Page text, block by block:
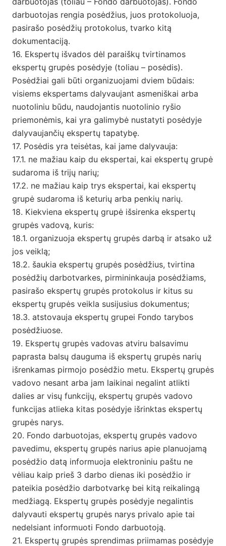
darbuotojas rengia posėdžius, juos protokoluoja,
pasirašo posėdžių protokolus, tvarko kitą
dokumentaciją.
16. Ekspertų išvados dėl paraiškų tvirtinamos
ekspertų grupės posėdyje (toliau – posėdis).
Posėdžiai gali būti organizuojami dviem būdais:
visiems ekspertams dalyvaujant asmeniškai arba
nuotoliniu būdu, naudojantis nuotolinio ryšio
priemonėmis, kai yra galimybė nustatyti posėdyje
dalyvaujančių ekspertų tapatybę.
17. Posėdis yra teisėtas, kai jame dalyvauja:
17.1. ne mažiau kaip du ekspertai, kai ekspertų grupė
sudaroma iš trijų narių;
17.2. ne mažiau kaip trys ekspertai, kai ekspertų
grupė sudaroma iš keturių arba penkių narių.
18. Kiekviena ekspertų grupė išsirenka ekspertų
grupės vadovą, kuris:
18.1. organizuoja ekspertų grupės darbą ir atsako už
jos veiklą;
18.2. šaukia ekspertų grupės posėdžius, tvirtina
posėdžių darbotvarkes, pirmininkauja posėdžiams,
pasirašo ekspertų grupės protokolus ir kitus su
ekspertų grupės veikla susijusius dokumentus;
18.3. atstovauja ekspertų grupei Fondo tarybos
posėdžiuose.
19. Ekspertų grupės vadovas atviru balsavimu
paprasta balsų dauguma iš ekspertų grupės narių
išrenkamas pirmojo posėdžio metu. Ekspertų grupės
vadovo nesant arba jam laikinai negalint atlikti
dalies ar visų funkcijų, ekspertų grupės vadovo
funkcijas atlieka kitas posėdyje išrinktas ekspertų
grupės narys.
20. Fondo darbuotojas, ekspertų grupės vadovo
pavedimu, ekspertų grupės narius apie planuojamą
posėdžio datą informuoja elektroniniu paštu ne
vėliau kaip prieš 3 darbo dienas iki posėdžio ir
pateikia posėdžio darbotvarkę bei kitą reikalingą
medžiagą. Ekspertų grupės posėdyje negalintis
dalyvauti ekspertų grupės narys privalo apie tai
nedelsiant informuoti Fondo darbuotoją.
21. Ekspertų grupės sprendimas priimamas posėdyje